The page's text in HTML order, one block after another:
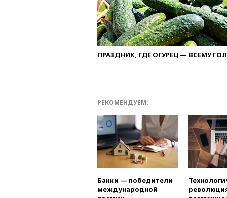
ПРАЗДНИК, ГДЕ ОГУРЕЦ — ВСЕМУ
РЕКОМЕНДУЕМ:
Банки — победители
международной